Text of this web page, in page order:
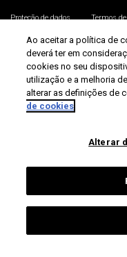
Proteção de dados Termos
Universidade de Aveiro 2026
Ao aceitar a política de
deverá ter em
cookies no seu
utilização e a melhoria
alterar as definições de
de cookies
Alterar